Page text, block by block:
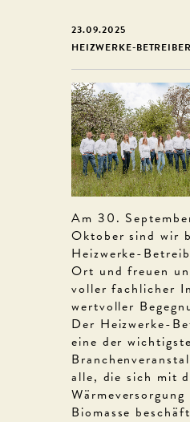
23.09.2025
HEIZWERKE-
Am 30.
Oktober sind wir
Heizwerke-
Ort und freuen
voller fachlicher
wertvoller
Der Heizwerke-
eine der
alle, die sich mit
Biomasse